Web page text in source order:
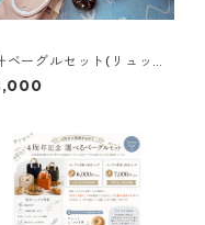
ベーグルセット(リュック
ー)